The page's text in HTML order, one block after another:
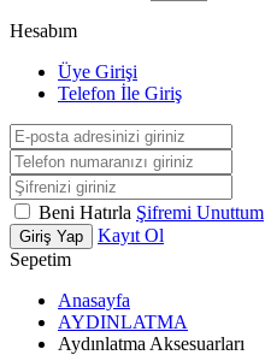
Hesabım
Üye Girişi
Telefon İle Giriş
Beni Hatırla Şifremi Unuttum
Giriş Yap
Kayıt Ol
Sepetim
Anasayfa
AYDINLATMA
Aydınlatma Aksesuarları